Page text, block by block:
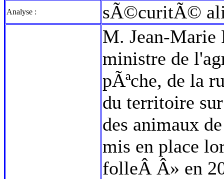
Analyse : sÃ©curitÃ©
M. Jean-Marie
ministre de
pÃªche, de la
du territoire
des animaux
mis en place
folleÂ Â» en